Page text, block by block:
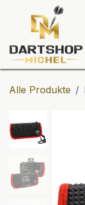
Zum Inhalt springen
Alle Produkte